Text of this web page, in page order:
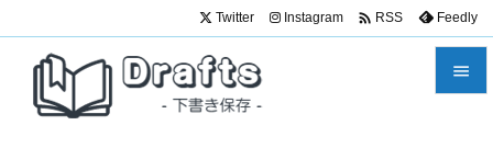

Twitter Instagram  RSS Feedly